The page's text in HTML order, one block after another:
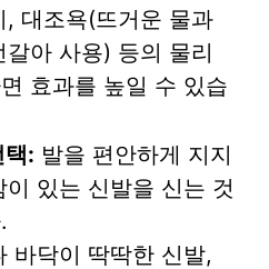
, 대조욕(뜨거운 물과
아 사용) 등의 물리
효과를 높일 수 있습
택: 발을 편안하게 지지
있는 신발을 신는 것
바닥이 딱딱한 신발,